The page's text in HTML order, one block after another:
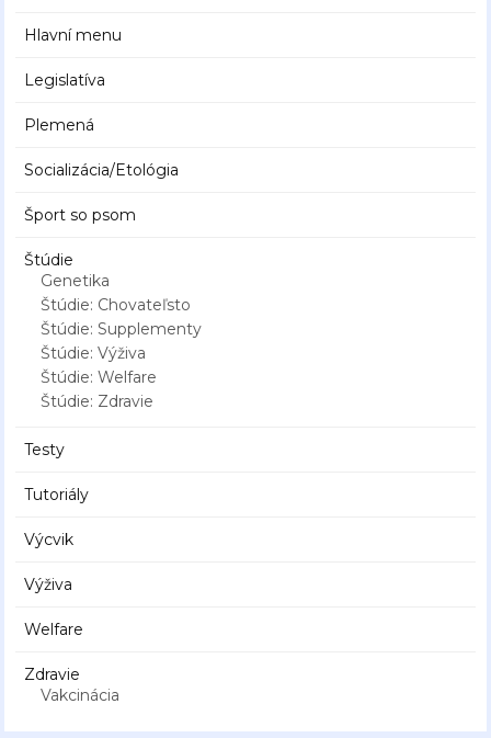
Hlavní menu
Legislatíva
Plemená
Socializácia/Etológia
Šport so psom
Štúdie
Genetika
Štúdie: Chovateľsto
Štúdie: Supplementy
Štúdie: Výživa
Štúdie: Welfare
Štúdie: Zdravie
Testy
Tutoriály
Výcvik
Výživa
Welfare
Zdravie
Vakcinácia